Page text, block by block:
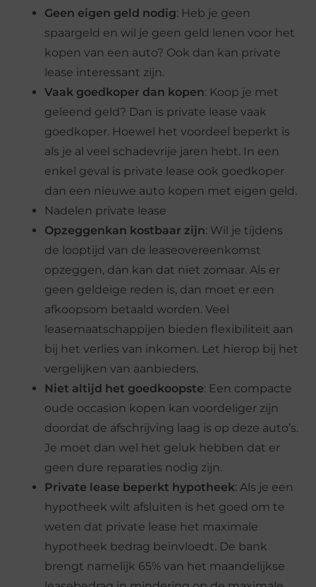
Geen eigen geld nodig: Heb je geen
spaargeld en wil je geen geld lenen voor het
kopen van een auto? Ook dan kan private
lease interessant zijn.
Vaak goedkoper dan kopen: Koop je met
geleend geld? Dan is private lease vaak
goedkoper. Hoewel het voordeel beperkt is
als je al veel schadevrije jaren hebt. In een
enkel geval is private lease ook goedkoper
dan een nieuwe auto kopen met eigen geld.
Nadelen private lease
Opzeggenkan kostbaar zijn: Wil je tijdens
de looptijd van de leaseovereenkomst
opzeggen, dan kan dat niet zomaar. Als er
geen geldeige reden is, dan moet er een
afkoopsom betaald worden. Veel
leasemaatschappijen bieden flexibiliteit aan
bij het verlies van inkomen. Let hierop bij het
vergelijken van aanbieders.
Niet altijd het goedkoopste: Een compacte
oude occasion kopen kan voordeliger zijn
doordat de afschrijving laag is op deze auto’s.
Je moet dan wel het geluk hebben dat er
geen dure reparaties nodig zijn.
Private lease beperkt hypotheek: Als je een
hypotheek wilt afsluiten is het goed om te
weten dat private lease het maximale
hypotheek bedrag beïnvloedt. De bank
brengt namelijk 65% van het maandelijkse